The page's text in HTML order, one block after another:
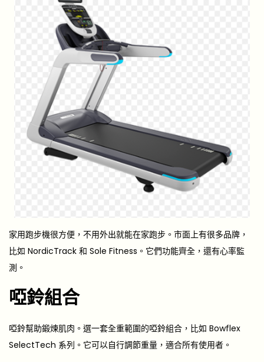
家用跑步機很方便，不用外出就能在家跑步。市面上有很多品牌，
比如 NordicTrack 和 Sole Fitness。它們功能齊全，還有心率監
測。
啞鈴組合
啞鈴幫助鍛煉肌肉。選一套全重範圍的啞鈴組合，比如 Bowflex
SelectTech 系列。它可以自行調節重量，適合所有使用者。